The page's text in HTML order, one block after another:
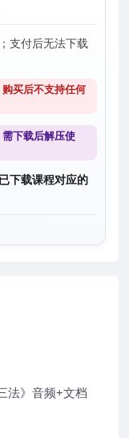
支付后无法下载
买后不支持任何
下载后解压使
下载课程对应的
法》音频+文档